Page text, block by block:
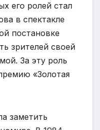
его ролей стал
в спектакле
постановке
зрителей своей
За эту роль
«Золотая
заметить